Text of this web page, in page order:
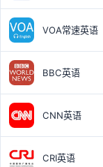
VOA常速英语
BBC英语
CNN英语
CRI英语